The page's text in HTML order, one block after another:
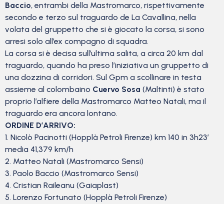
Baccio, entrambi della Mastromarco, rispettivamente
secondo e terzo sul traguardo de La Cavallina, nella
volata del gruppetto che si è giocato la corsa, si sono
arresi solo all’ex compagno di squadra.
La corsa si è decisa sull’ultima salita, a circa 20 km dal
traguardo, quando ha preso l’iniziativa un gruppetto di
una dozzina di corridori. Sul Gpm a scollinare in testa
assieme al colombaino Cuervo Sosa (Maltinti) è stato
proprio l’alfiere della Mastromarco Matteo Natali, ma il
traguardo era ancora lontano.
ORDINE D’ARRIVO:
1. Nicolò Pacinotti (Hopplà Petroli Firenze) km 140 in 3h23’
media 41,379 km/h
2. Matteo Natali (Mastromarco Sensi)
3. Paolo Baccio (Mastromarco Sensi)
4. Cristian Raileanu (Gaiaplast)
5. Lorenzo Fortunato (Hopplà Petroli Firenze)